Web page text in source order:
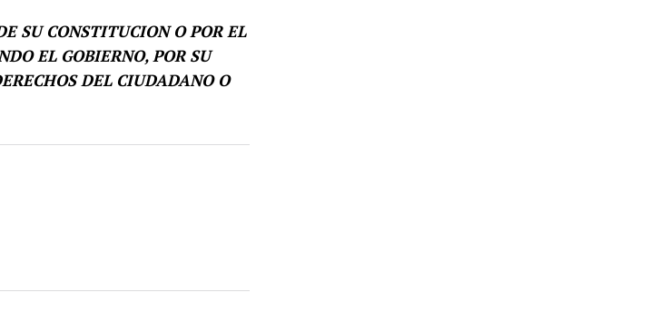
SU CONSTITUCION O POR EL
EL GOBIERNO, POR SU
DEL CIUDADANO O